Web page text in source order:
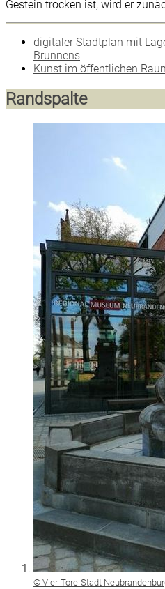
Gestein trocken ist, wird er
digitaler Stadtplan mit
Brunnens
Kunst im öffentlichen
Randspalte
© Vier-Tore-Stadt